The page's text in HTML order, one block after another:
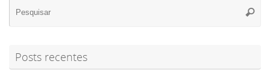
Posts recentes